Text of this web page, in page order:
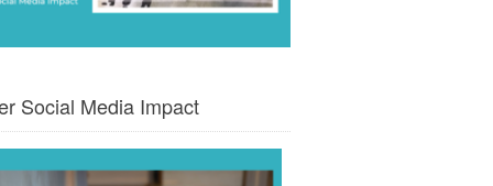
Social Media Impact